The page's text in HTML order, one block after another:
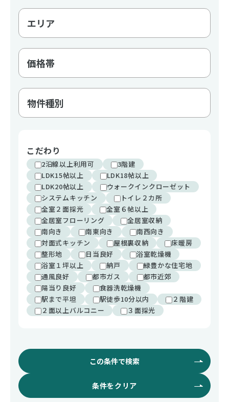
こだわり
2沿線以上利用可
3階建
LDK15帖以上
LDK18帖以上
LDK20帖以上
ウォークインクローゼット
システムキッチン
トイレ２カ所
全室２面採光
全室６帖以上
全居室フローリング
全居室収納
南向き
南東向き
南西向き
対面式キッチン
屋根裏収納
床暖房
整形地
日当良好
浴室乾燥機
浴室１坪以上
納戸
緑豊かな住宅地
通風良好
都市ガス
都市近郊
陽当り良好
食器洗乾燥機
駅まで平坦
駅徒歩10分以内
２階建
２面以上バルコニー
３面採光
この条件で検索
条件をクリア